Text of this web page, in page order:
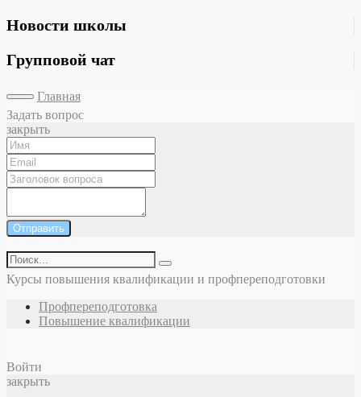
Новости школы
Групповой чат
Главная
Задать вопрос
закрыть
Отправить
Курсы повышения квалификации и профпереподготовки
Профпереподготовка
Повышение квалификации
Войти
закрыть